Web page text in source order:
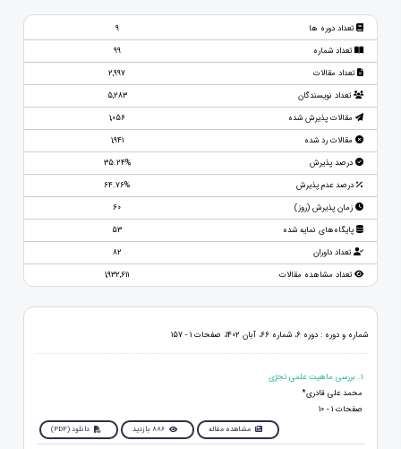
تعداد دوره ها
9
تعداد شماره
99
تعداد مقالات
2,997
تعداد نویسندگان
5,283
مقالات پذیرش شده
1,056
مقالات رد شده
1,941
درصد پذیرش
35.24%
درصد عدم پذیرش
64.76%
زمان پذیرش (روز)
60
پایگاه‌های نمایه شده
53
تعداد داوران
82
تعداد مشاهده مقالات
1,932,611
شماره و دوره : دوره 6، شماره 66، آبان 1402، صفحات 1 - 157
1. بررسی ماهیت علمی تجرّی
محمد علی قادری*
صفحات 1 - 10
مشاهده مقاله 886 بازدید دانلود (PDF)